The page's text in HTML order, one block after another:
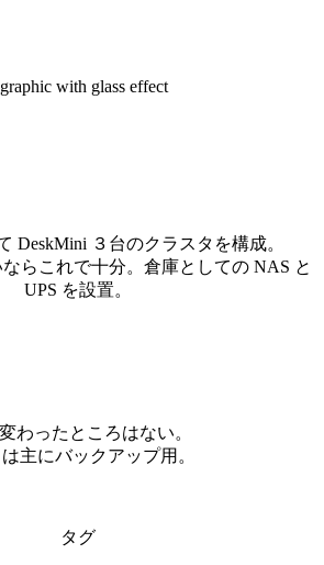
DeskMini ３台のクラスタを構成。
らこれで十分。倉庫としての NAS と
UPS を設置。
わったところはない。
主にバックアップ用。
タグ